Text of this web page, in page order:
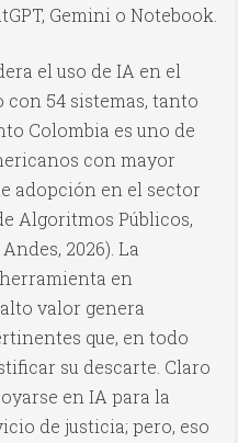
Gemini o Notebook.
el uso de IA en el
54 sistemas, tanto
Colombia es uno de
con mayor
adopción en el sector
Algoritmos Públicos,
2026). La
en
valor genera
que, en todo
su descarte. Claro
en IA para la
de justicia; pero, eso